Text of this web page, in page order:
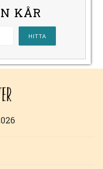
KÅR